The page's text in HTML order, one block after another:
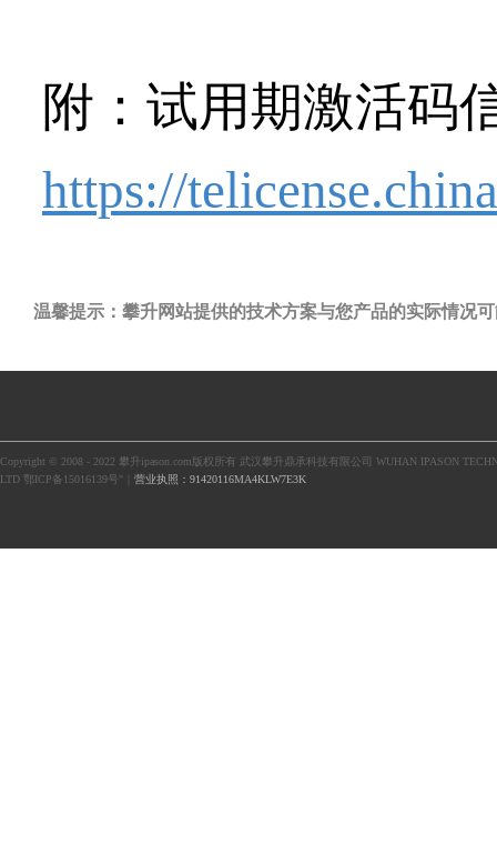
附：试用期激活码
https://
温馨提示：攀升网站提供的技术方案与您产品的实际情况
Copyright © 2008 - 2022 攀升ipason.com版权所有 武汉攀升鼎承科技有限公司 WUHAN IPASON
LTD 鄂ICP备15016139号"｜ 营业执照：91420116MA4KLW7E3K